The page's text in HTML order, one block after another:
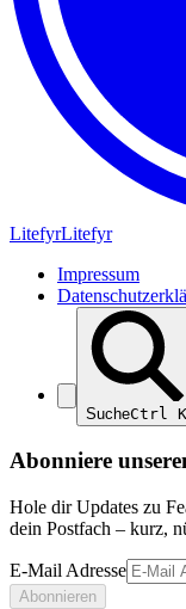
LitefyrLitefyr
Impressum
SucheCtrl K
Abonniere
Hole dir Updates zu
dein Postfach – kurz,
E-Mail Adresse
Abonnieren